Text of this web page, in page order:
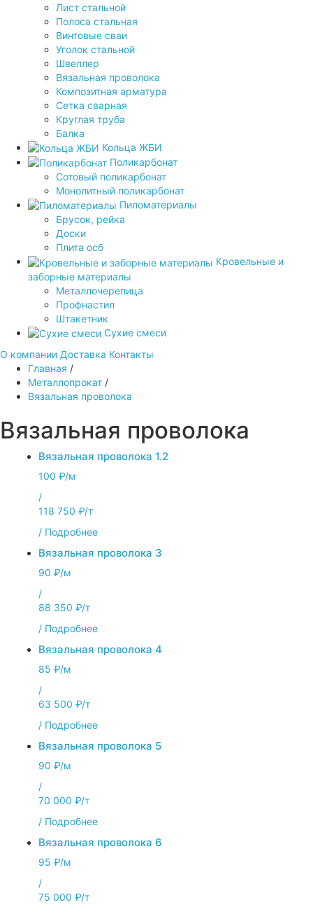
Лист стальной
Полоса стальная
Винтовые сваи
Уголок стальной
Швеллер
Вязальная проволока
Композитная арматура
Сетка сварная
Круглая труба
Балка
Кольца ЖБИ
Поликарбонат
Сотовый поликарбонат
Монолитный поликарбонат
Пиломатериалы
Брусок, рейка
Доски
Плита осб
Кровельные и
заборные материалы
Металлочерепица
Профнастил
Штакетник
Сухие смеси
О компании Доставка Контакты
Главная /
Металлопрокат /
Вязальная проволока
Вязальная проволока
Вязальная проволока 1.2
100 ₽/м
/
118 750 ₽/т
/ Подробнее
Вязальная проволока 3
90 ₽/м
/
88 350 ₽/т
/ Подробнее
Вязальная проволока 4
85 ₽/м
/
63 500 ₽/т
/ Подробнее
Вязальная проволока 5
90 ₽/м
/
70 000 ₽/т
/ Подробнее
Вязальная проволока 6
95 ₽/м
/
75 000 ₽/т